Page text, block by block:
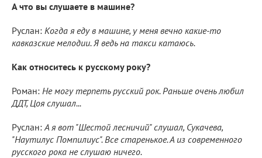
А что вы слушаете в машине?
Руслан: Когда я еду в машине, у меня вечно какие-то
кавказские мелодии. Я ведь на такси катаюсь.
Как относитесь к русскому року?
Роман: Не могу терпеть русский рок. Раньше очень любил
ДДТ, Цоя слушал...
Руслан:А я вот "Шестой лесничий" слушал, Сукачева,
"Наутилус Помпилиус". Все старенькое. А из современного
русского рока не слушаю ничего.